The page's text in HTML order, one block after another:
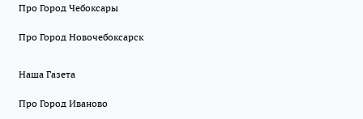
Про Город Чебоксары
Про Город Новочебоксарск
Наша Газета
Про Город Иваново